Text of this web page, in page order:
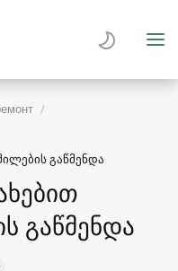
გაწმენდა
გაწმენდა